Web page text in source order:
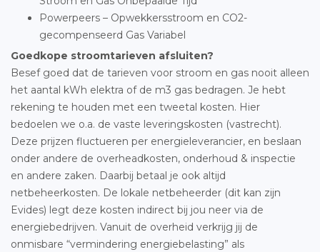
Powerpeers – Opwekkersstroom en CO2-
gecompenseerd Gas Variabel
Goedkope stroomtarieven afsluiten?
Besef goed dat de tarieven voor stroom en gas nooit alleen
het aantal kWh elektra of de m3 gas bedragen. Je hebt
rekening te houden met een tweetal kosten. Hier
bedoelen we o.a. de vaste leveringskosten (vastrecht).
Deze prijzen fluctueren per energieleverancier, en beslaan
onder andere de overheadkosten, onderhoud & inspectie
en andere zaken. Daarbij betaal je ook altijd
netbeheerkosten. De lokale netbeheerder (dit kan zijn
Evides) legt deze kosten indirect bij jou neer via de
energiebedrijven. Vanuit de overheid verkrijg jij de
onmisbare “vermindering energiebelasting” als